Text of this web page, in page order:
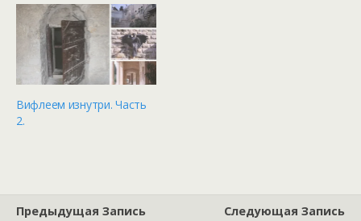
Для спонтанных мой
график празднования:
07.01 - СПА Барак -
бассейн, сауны, джакузи,
массаж... и плавно
Вифлеем изнутри. Часть
2.
Предыдущая Запись
Следующая Запись